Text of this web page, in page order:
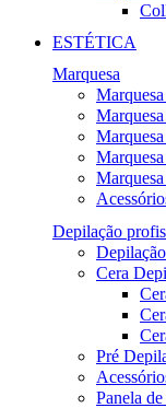
ESTÉTICA
Marquesa
Depilação
Cera
Pré
Panela